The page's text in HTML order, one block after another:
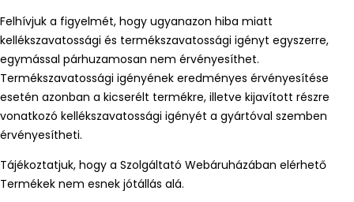
Felhívjuk a figyelmét, hogy ugyanazon hiba miatt
kellékszavatossági és termékszavatossági igényt egyszerre,
egymással párhuzamosan nem érvényesíthet.
Termékszavatossági igényének eredményes érvényesítése
esetén azonban a kicserélt termékre, illetve kijavított részre
vonatkozó kellékszavatossági igényét a gyártóval szemben
érvényesítheti.
Tájékoztatjuk, hogy a Szolgáltató Webáruházában elérhető
Termékek nem esnek jótállás alá.